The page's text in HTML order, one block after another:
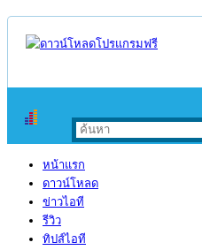
หน้าแรก
ดาวน์โหลด
ข่าวไอที
รีวิว
ทิปส์ไอที